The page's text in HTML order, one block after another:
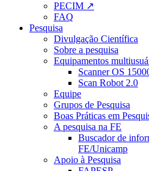
PECIM ↗
FAQ
Pesquisa
Divulgação Científica
Sobre a pesquisa
Equipamentos
Scanner OS
Scan Robot 2.0
Equipe
Grupos de Pesquisa
Boas Práticas em
A pesquisa na FE
Buscador de
FE/Unicamp
Apoio à Pesquisa